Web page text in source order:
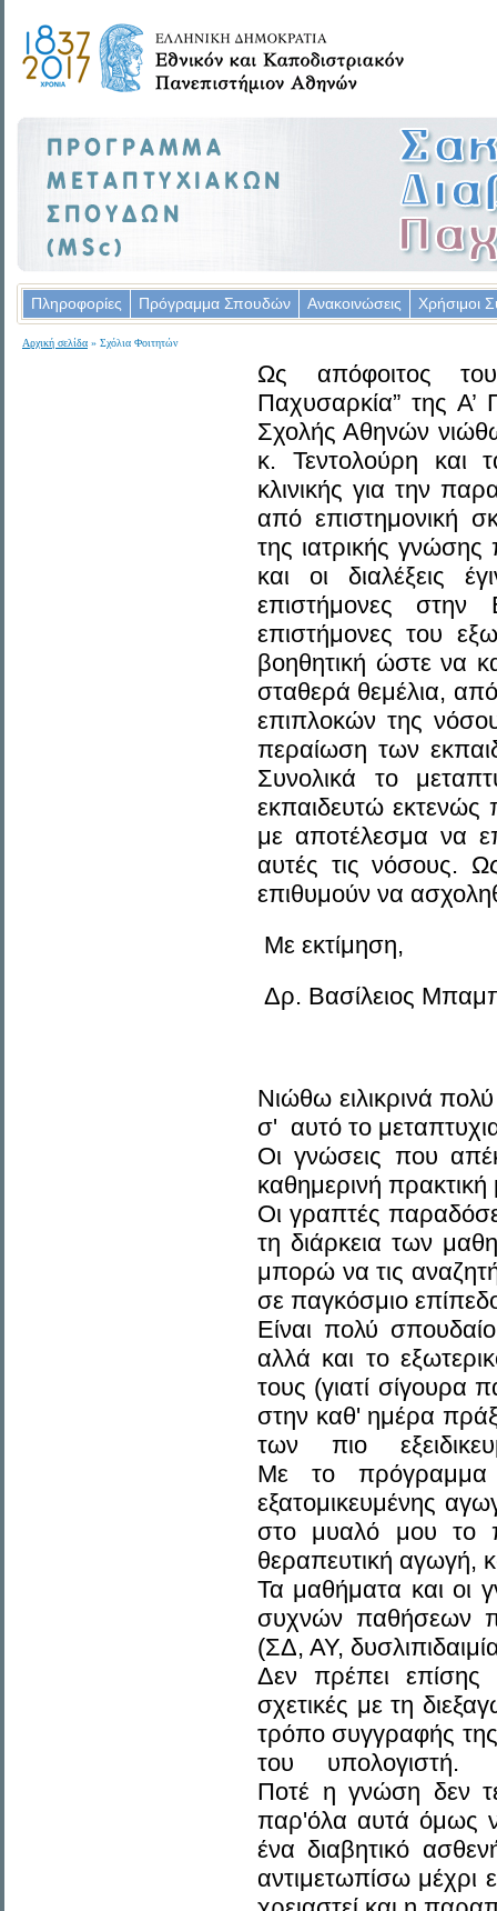
Πληροφορίες Πρόγραμμα Σπουδών Ανακοινώσεις Χρήσιμοι
Αρχική σελίδα » Σχόλια Φοιτητών
Ως απόφοιτος
Παχυσαρκία” της Α’
Σχολής Αθηνών
κ. Τεντολούρη και
κλινικής για την
από επιστημονική
της ιατρικής γνώσης
και οι διαλέξεις
επιστήμονες
επιστήμονες του
βοηθητική ώστε να
σταθερά θεμέλια,
επιπλοκών της
περαίωση των
Συνολικά το
εκπαιδευτώ
με αποτέλεσμα να
αυτές τις νόσους.
επιθυμούν να
Με εκτίμηση,
Δρ. Βασίλειος
Νιώθω ειλικρινά
σ' αυτό το
Οι γνώσεις που
καθημερινή
Οι γραπτές
τη διάρκεια των
μπορώ να τις
σε παγκόσμιο
Είναι πολύ
αλλά και το
τους (γιατί σίγουρα
στην καθ' ημέρα
των πιο
Με το πρόγραμμα
εξατομικευμένης
στο μυαλό μου το
θεραπευτική αγωγή,
Τα μαθήματα και οι
συχνών παθήσεων
(ΣΔ, ΑΥ,
Δεν πρέπει
σχετικές με τη
τρόπο συγγραφής
του υπολογιστή.
Ποτέ η γνώση δεν
παρ'όλα αυτά όμως
ένα διαβητικό
αντιμετωπίσω μέχρι